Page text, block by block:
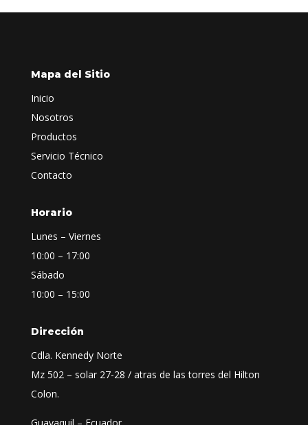
Mapa del Sitio
Inicio
Nosotros
Productos
Servicio Técnico
Contacto
Horario
Lunes – Viernes
10:00 – 17:00
Sábado
10:00 – 15:00
Dirección
Cdla. Kennedy Norte
Mz 502 – solar 27-28 / atras de las torres del Hilton
Colon.
Guayaquil – Ecuador